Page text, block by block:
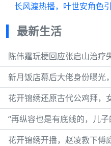
长风渡热播，叶世安角色
最新生活
陈伟霆玩梗回应张启山治疗
新月饭店幕后大佬身份曝光
花开锦绣还原古代公鸡拜，
“再纵容也是有底线的，儿
花开锦绣开播，赵凌救下傅